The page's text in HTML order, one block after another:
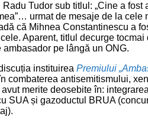
Tudor sub titlul: „Cine a fost
urmat de mesaje de la cele
că Mihnea Constantinescu a
Aparent, titlul decurge tocmai
pe lângă un ONG.
instituirea Premiului
combaterea antisemitismului,
merite deosebite în:
SUA și gazoductul BRUA